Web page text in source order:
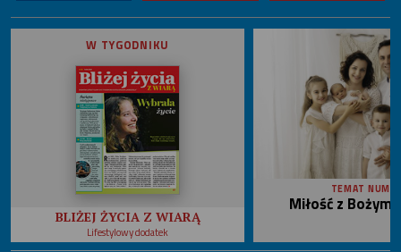
W TYGODNIKU
BLIŻEJ ŻYCIA Z WIARĄ
Lifestylowy dodatek
TEMAT
Miłość z